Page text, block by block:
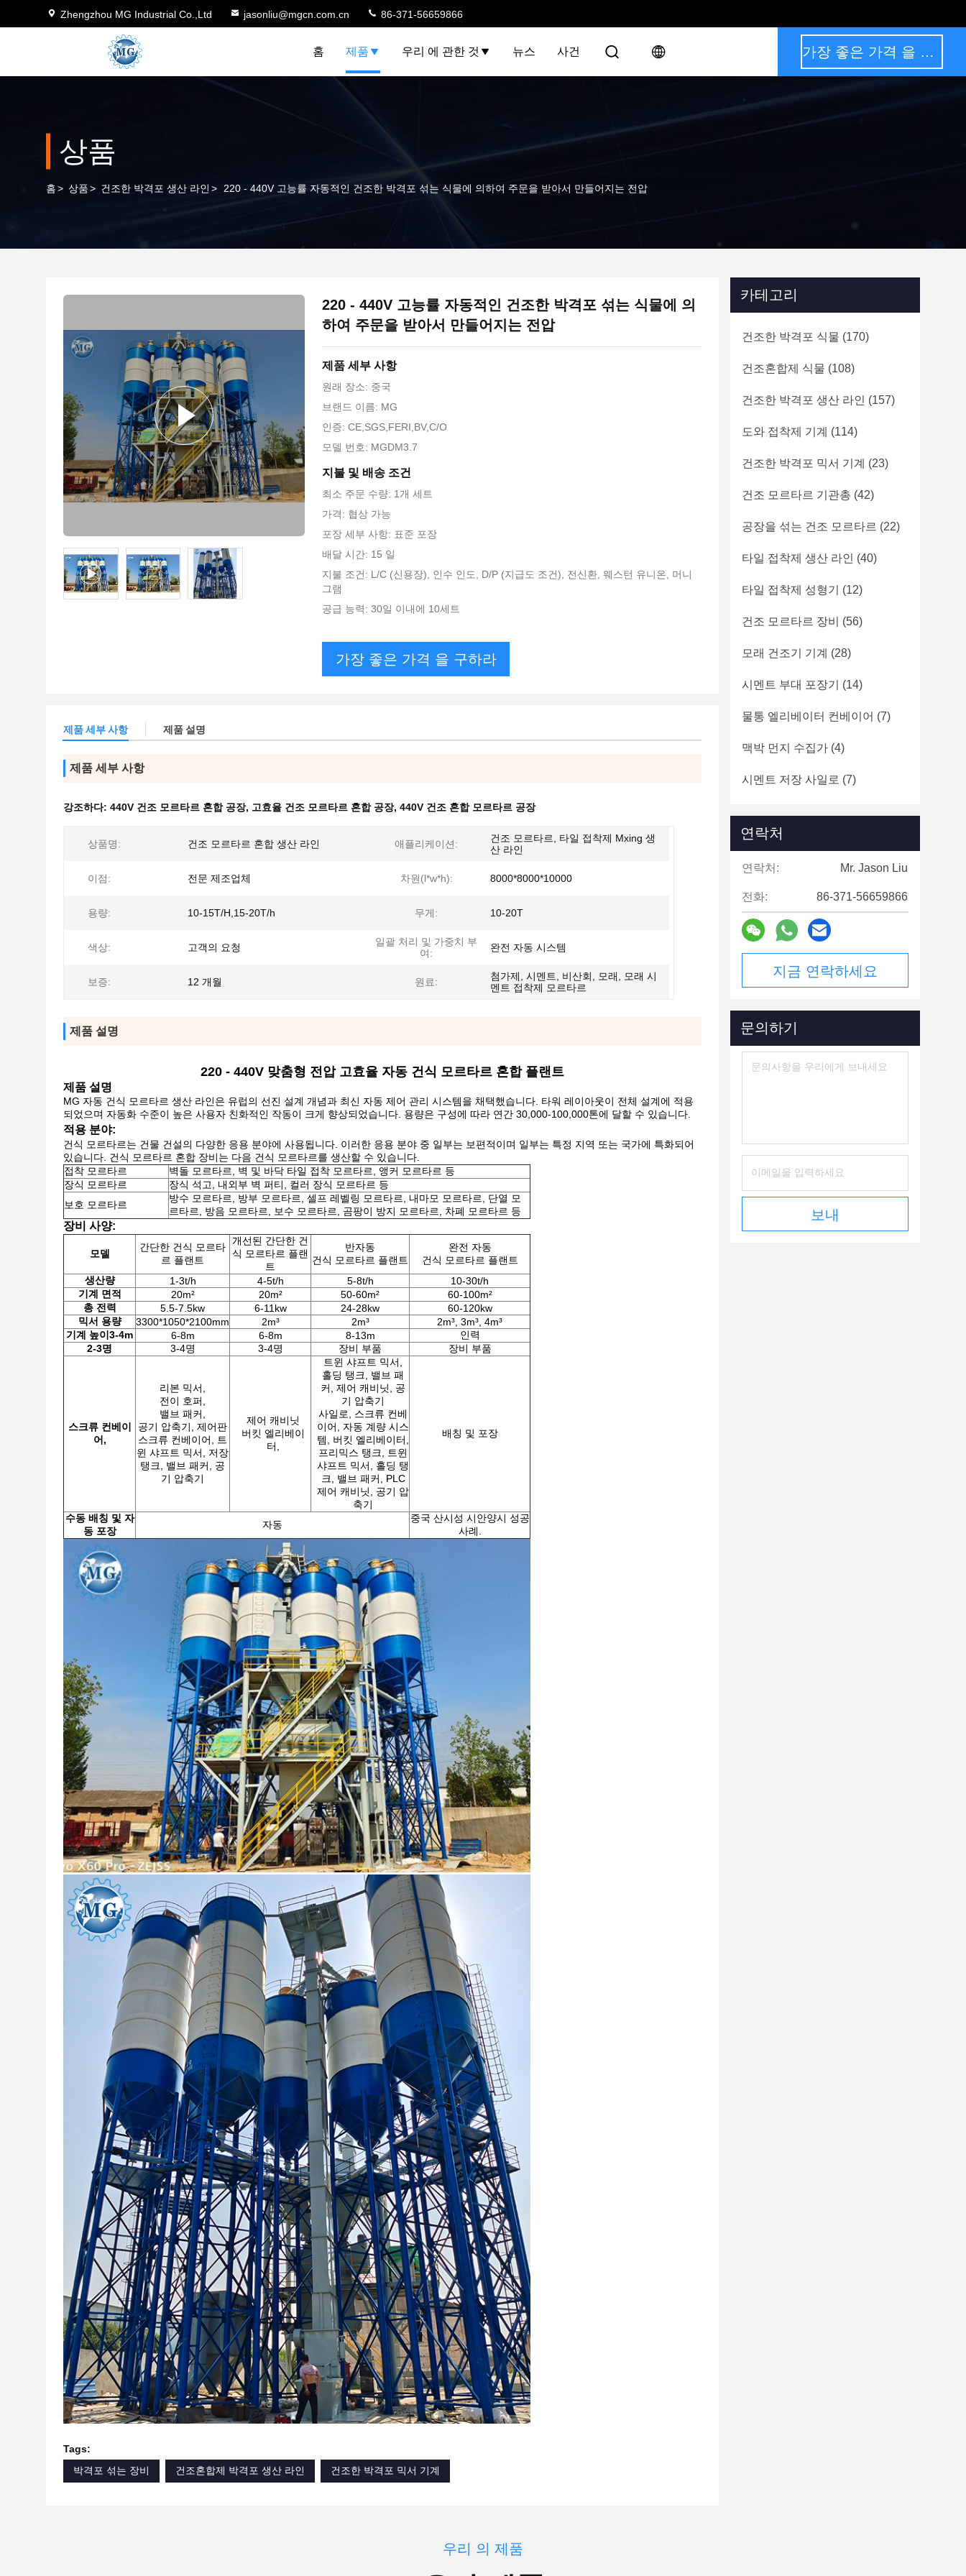
Zhengzhou MG Industrial Co.,Ltd jasonliu@mgcn.com.cn 86-371-56659866
홈 제품 우리 에 관한 것 뉴스 사건 가장 좋은 가격 을 구하라
상품
홈> 상품> 건조한 박격포 생산 라인 > 220 - 440V 고능률 자동적인 건조한 박격포 섞는 식물에 의하여 주문을 받아서 만들어지는 전압
220 - 440V 고능률 자동적인 건조한 박격포 섞는 식물에 의
하여 주문을 받아서 만들어지는 전압
제품 세부 사항
원래 장소: 중국
브랜드 이름: MG
인증: CE,SGS,FERI,BV,C/O
모델 번호: MGDM3.7
지불 및 배송 조건
최소 주문 수량: 1개 세트
가격: 협상 가능
포장 세부 사항: 표준 포장
배달 시간: 15 일
지불 조건: L/C (신용장), 인수 인도, D/P (지급도 조건), 전신환, 웨스턴 유니온, 머니
그램
공급 능력: 30일 이내에 10세트
가장 좋은 가격 을 구하라
제품 세부 사항 제품 설명
제품 세부 사항
강조하다: 440V 건조 모르타르 혼합 공장, 고효율 건조 모르타르 혼합 공장, 440V 건조 혼합 모르타르 공장
상품명: 건조 모르타르 혼합 생산 라인 애플리케이션:
건조 모르타르, 타일 접착제 Mxing 생
산 라인
이점: 전문 제조업체 차원(l*w*h): 8000*8000*10000
용량: 10-15T/H,15-20T/h 무게: 10-20T
색상: 고객의 요청
일괄 처리 및 가중치 부
여:
완전 자동 시스템
보증: 12 개월 원료:
첨가제, 시멘트, 비산회, 모래, 모래 시
멘트 접착제 모르타르
제품 설명
220 - 440V 맞춤형 전압 고효율 자동 건식 모르타르 혼합 플랜트
제품 설명
MG 자동 건식 모르타르 생산 라인은 유럽의 선진 설계 개념과 최신 자동 제어 관리 시스템을 채택했습니다. 타워 레이아웃이 전체 설계에 적용
되었으며 자동화 수준이 높은 사용자 친화적인 작동이 크게 향상되었습니다. 용량은 구성에 따라 연간 30,000-100,000톤에 달할 수 있습니다.
적용 분야:
건식 모르타르는 건물 건설의 다양한 응용 분야에 사용됩니다. 이러한 응용 분야 중 일부는 보편적이며 일부는 특정 지역 또는 국가에 특화되어
있습니다. 건식 모르타르 혼합 장비는 다음 건식 모르타르를 생산할 수 있습니다.
접착 모르타르
벽돌 모르타르, 벽 및 바닥 타일 접착 모르타르, 앵커 모르타르 등
장식 모르타르
장식 석고, 내외부 벽 퍼티, 컬러 장식 모르타르 등
보호 모르타르
방수 모르타르, 방부 모르타르, 셀프 레벨링 모르타르, 내마모 모르타르, 단열 모
르타르, 방음 모르타르, 보수 모르타르, 곰팡이 방지 모르타르, 차폐 모르타르 등
장비 사양:
모델
간단한 건식 모르타
르 플랜트
개선된 간단한 건
식 모르타르 플랜
트
반자동
건식 모르타르 플랜트
완전 자동
건식 모르타르 플랜트
생산량
1-3t/h 4-5t/h 5-8t/h
10-30t/h
기계 면적 20m² 20m² 50-60m²
60-100m²
총 전력
5.5-7.5kw 6-11kw 24-28kw
60-120kw
믹서 용량
3300*1050*2100mm 2m³ 2m³
2m³, 3m³, 4m³
기계 높이 3-4m 6-8m 6-8m 8-13m
인력
2-3명
3-4명 3-4명 장비 부품 장비 부품
스크류 컨베이
어,
리본 믹서,
전이 호퍼,
밸브 패커,
공기 압축기, 제어판
스크류 컨베이어, 트
윈 샤프트 믹서, 저장
탱크, 밸브 패커, 공
기 압축기
제어 캐비닛
버킷 엘리베이
터,
트윈 샤프트 믹서,
홀딩 탱크, 밸브 패
커, 제어 캐비닛, 공
기 압축기
사일로, 스크류 컨베
이어, 자동 계량 시스
템, 버킷 엘리베이터,
프리믹스 탱크, 트윈
샤프트 믹서, 홀딩 탱
크, 밸브 패커, PLC
제어 캐비닛, 공기 압
축기
배칭 및 포장
수동 배칭 및 자
동 포장
자동
중국 산시성 시안양시 성공
사례.
Tags:
박격포 섞는 장비
건조혼합제 박격포 생산 라인 건조한 박격포 믹서 기계
카테고리
건조한 박격포 식물 (170)
건조혼합제 식물 (108)
건조한 박격포 생산 라인 (157)
도와 접착제 기계 (114)
건조한 박격포 믹서 기계 (23)
건조 모르타르 기관총 (42)
공장을 섞는 건조 모르타르 (22)
타일 접착제 생산 라인 (40)
타일 접착제 성형기 (12)
건조 모르타르 장비 (56)
모래 건조기 기계 (28)
시멘트 부대 포장기 (14)
물통 엘리베이터 컨베이어 (7)
맥박 먼지 수집가 (4)
시멘트 저장 사일로 (7)
연락처
연락처: Mr. Jason Liu
전화: 86-371-56659866
지금 연락하세요
문의하기
보내
우리 의 제품